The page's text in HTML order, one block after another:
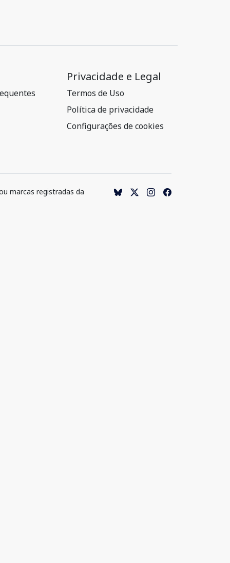
Privacidade e Legal
Termos de Uso
Política de privacidade
Configurações de cookies
marcas registradas da